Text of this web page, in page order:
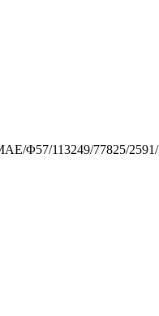
77825/2591/1153